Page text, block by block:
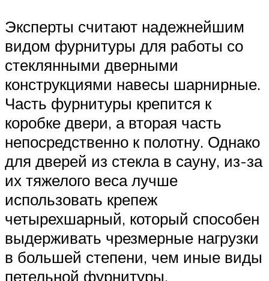
Эксперты считают надежнейшим
видом фурнитуры для работы со
стеклянными дверными
конструкциями навесы шарнирные.
Часть фурнитуры крепится к
коробке двери, а вторая часть
непосредственно к полотну. Однако
для дверей из стекла в сауну, из-за
их тяжелого веса лучше
использовать крепеж
четырехшарный, который способен
выдерживать чрезмерные нагрузки
в большей степени, чем иные виды
петельной фурнитуры.